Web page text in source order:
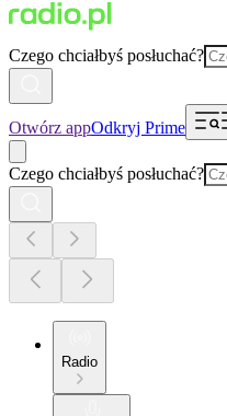
Czego chciałbyś posłuchać?
Otwórz appOdkryj Prime
Czego chciałbyś posłuchać?
Radio